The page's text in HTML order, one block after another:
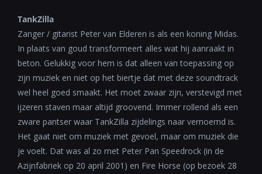
TankZilla
Zanger / gitarist Peter van Elderen is als een koning Midas.
In plaats van goud transformeert alles wat hij aanraakt in
beton. Gelukkig voor hem is dat alleen van toepassing op
zijn muziek en niet op het biertje dat met deze soundtrack
wel heel goed smaakt. Het moet zwaar zijn, verstevigd met
ijzeren staven maar altijd groovend. Immer rollend als een
zware pantser waar TankZilla zijdelings naar vernoemd is.
Het gaat niet om muziek met gevoel, maar om muziek die
je voelt. Dat was al zo met Peter Pan Speedrock (in de
Azijnfabriek op 20 april 2001) en Fire Horse (op bezoek 28